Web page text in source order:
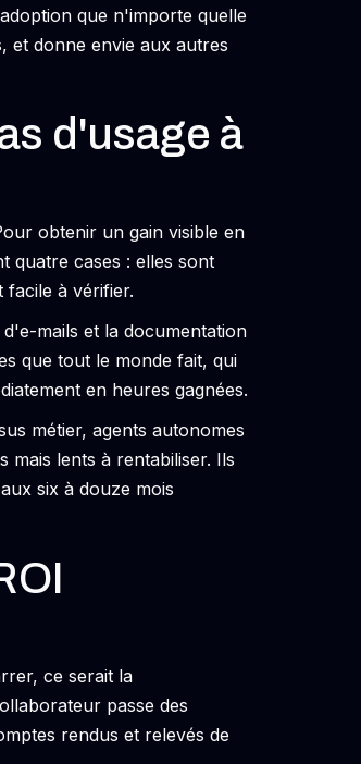
que n'importe quelle
et donne envie aux autres
d'usage à
obtenir un gain visible en
quatre cases : elles sont
à vérifier.
mails et la documentation
que tout le monde fait, qui
en heures gagnées.
métier, agents autonomes
mais lents à rentabiliser. Ils
six à douze mois
ce serait la
passe des
rendus et relevés de